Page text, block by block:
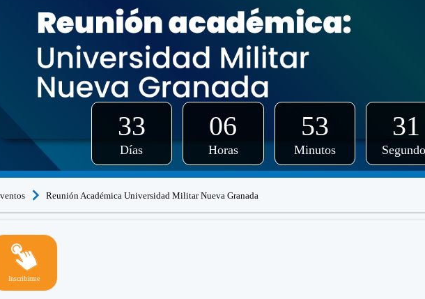
33
Días
06
Horas
53
Minutos
31
Reunión Académica Universidad Militar Nueva Granada
Inscribirme